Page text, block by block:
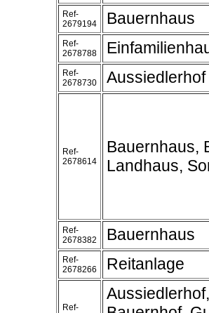
Ref-
2679194
Bauernhaus
Ref-
2678788
Ref-
2678730
Aussiedlerhof
Ref-
2678614
Bauernhaus,
Landhaus,
Ref-
2678382
Bauernhaus
Ref-
2678266
Reitanlage
Ref-
Aussiedlerhof,